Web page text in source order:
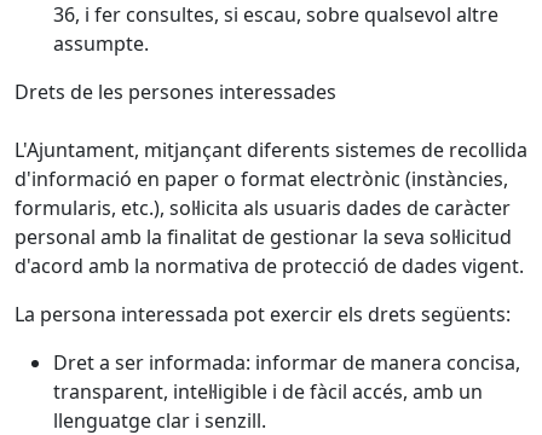
36, i fer consultes, si escau, sobre qualsevol altre
assumpte.
Drets de les persones interessades
L'Ajuntament, mitjançant diferents sistemes de recollida
d'informació en paper o format electrònic (instàncies,
formularis, etc.), sol·licita als usuaris dades de caràcter
personal amb la finalitat de gestionar la seva sol·licitud
d'acord amb la normativa de protecció de dades vigent.
La persona interessada pot exercir els drets següents:
Dret a ser informada: informar de manera concisa,
transparent, intel·ligible i de fàcil accés, amb un
llenguatge clar i senzill.